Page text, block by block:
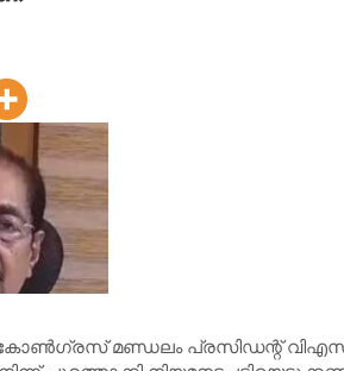
മണ്ഡലം പ്രസിഡന്റ് വിഎസ്